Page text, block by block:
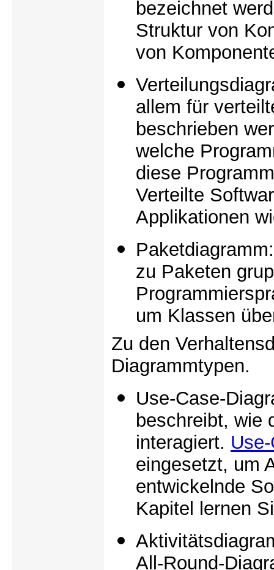
bezeichnet
Struktur von
von
allem für
beschrieben
welche
diese
Verteilte
Applikationen
zu Paketen
um Klassen
Zu den
Diagrammtypen.
Use-Case-
beschreibt, wie
interagiert.
eingesetzt, um
entwickelnde
Kapitel lernen
All-Round-